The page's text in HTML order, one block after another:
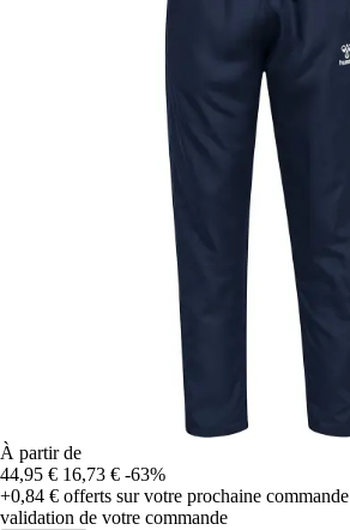
À partir de
44,95 € 16,73 € -63%
+0,84 € offerts sur votre prochaine commande
validation de votre commande